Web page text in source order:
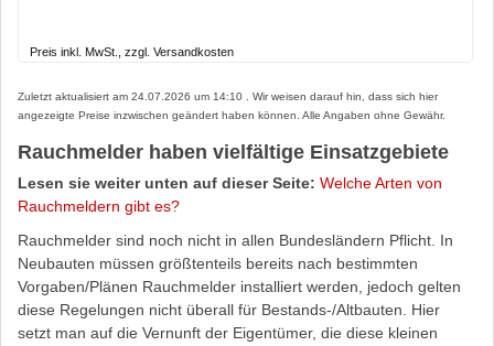
Preis inkl. MwSt., zzgl. Versandkosten
Zuletzt aktualisiert am 24.07.2026 um 14:10 . Wir weisen darauf hin, dass sich hier
angezeigte Preise inzwischen geändert haben können. Alle Angaben ohne Gewähr.
Rauchmelder haben vielfältige Einsatzgebiete
Lesen sie weiter unten auf dieser Seite: Welche Arten von
Rauchmeldern gibt es?
Rauchmelder sind noch nicht in allen Bundesländern Pflicht. In
Neubauten müssen größtenteils bereits nach bestimmten
Vorgaben/Plänen Rauchmelder installiert werden, jedoch gelten
diese Regelungen nicht überall für Bestands-/Altbauten. Hier
setzt man auf die Vernunft der Eigentümer, die diese kleinen